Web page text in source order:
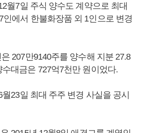
월7일 주식 양수도 계약으로 최대
인에서 한불화장품 외 1인으로 변경
207만9140주를 양수해 지분 27.8
대금은 727억7천만 원이었다.
23일 최대 주주 변경 사실을 공시